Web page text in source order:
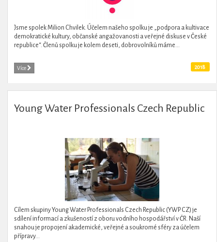
Jsme spolek Milion Chvilek. Účelem našeho spolku je „podpora a kultivace
demokratické kultury, občanské angažovanosti a veřejné diskuse v České
republice“. Členů spolku je kolem deseti, dobrovolníků máme...
Více 2018
Young Water Professionals Czech Republic
Cílem skupiny Young Water Professionals Czech Republic (YWP CZ) je
sdílení informací a zkušeností z oboru vodního hospodářství v ČR. Naší
snahou je propojení akademické, veřejné a soukromé sféry za účelem
přípravy...